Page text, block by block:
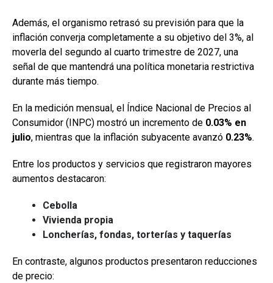
Además, el organismo retrasó su previsión para que la
inflación converja completamente a su objetivo del 3%, al
moverla del segundo al cuarto trimestre de 2027, una
señal de que mantendrá una política monetaria restrictiva
durante más tiempo.
En la medición mensual, el Índice Nacional de Precios al
Consumidor (INPC) mostró un incremento de 0.03% en
julio, mientras que la inflación subyacente avanzó 0.23%.
Entre los productos y servicios que registraron mayores
aumentos destacaron:
Cebolla
Vivienda propia
Loncherías, fondas, torterías y taquerías
En contraste, algunos productos presentaron reducciones
de precio: